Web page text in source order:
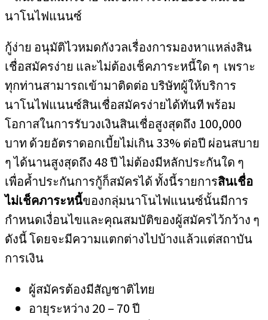
กู้ง่าย อนุมัติไวหมดกังวลเรื่องการมองหาแหล่งสิน
เชื่อสมัครง่าย และไม่ต้องเช็คภาระหนี้ใด ๆ เพราะ
ทุกท่านสามารถเข้ามาติดต่อ บริษัทผู้ให้บริการ
นาโนไฟแนนซ์สินเชื่อสมัครง่ายได้ทันที พร้อม
โอกาสในการรับวงเงินสินเชื่อสูงสุดถึง 100,000
บาท ด้วยอัตราดอกเบี้ยไม่เกิน 33% ต่อปี ผ่อนสบาย
ๆ ได้นานสูงสุดถึง 48 ปี ไม่ต้องมีหลักประกันใด ๆ
เพื่อค้ำประกันการกู้ก็สมัครได้ ทั้งนี้รายการสินเชื่อ
ไม่เช็คภาระหนี้ของกลุ่มนาโนไฟแนนซ์นั้นมีการ
กำหนดเงื่อนไขและคุณสมบัติของผู้สมัครไว้กว้าง ๆ
ดังนี้ โดยจะมีความแตกต่างไปบ้างแล้วแต่สถาบัน
การเงิน
ผู้สมัครต้องมีสัญชาติไทย
อายุระหว่าง 20 – 70 ปี